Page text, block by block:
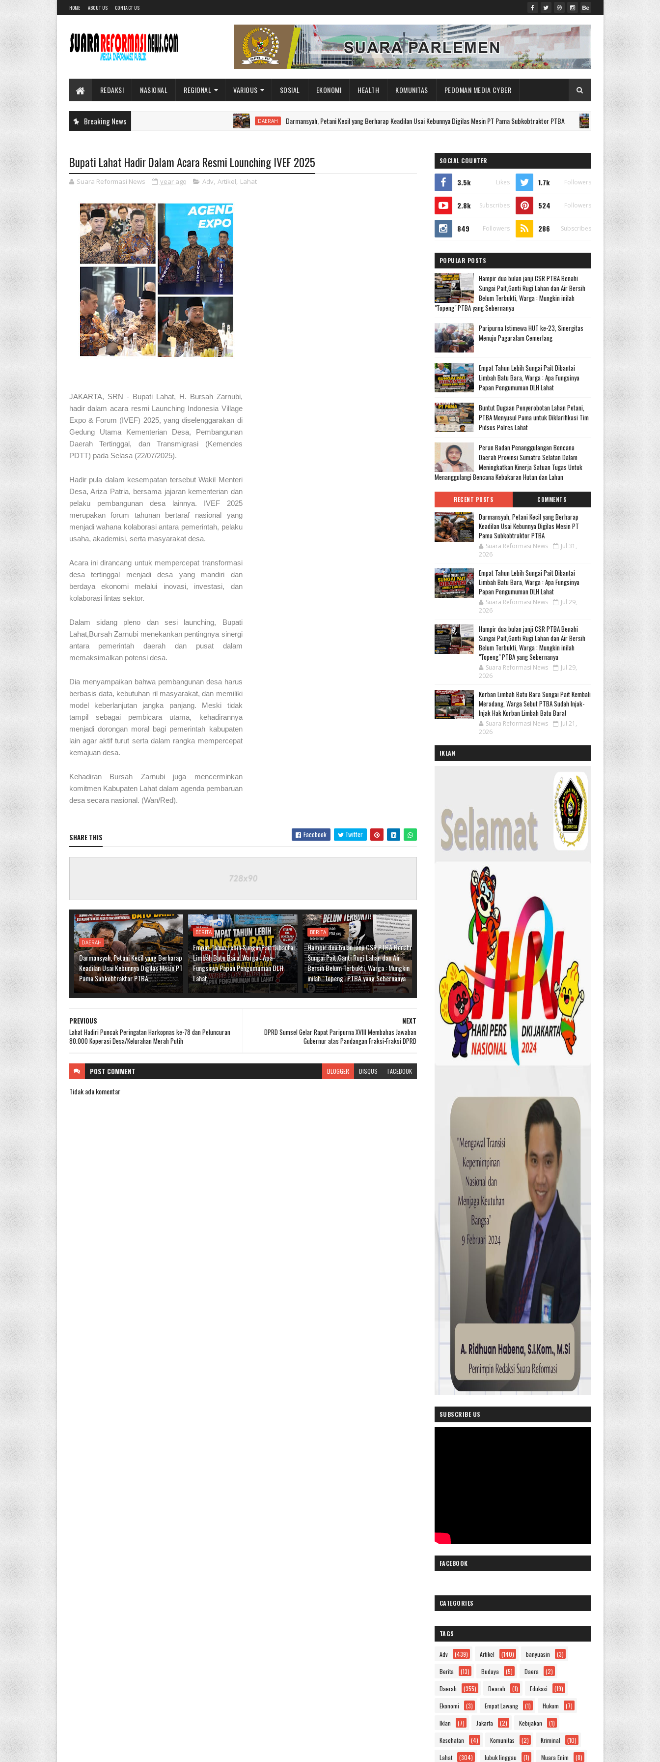
HOME ABOUT US CONTACT US
REDAKSI NASIONAL REGIONAL VARIOUS SOSIAL EKONOMI HEALTH KOMUNITAS PEDOMAN MEDIA CYBER
Breaking News DAERAH Darmansyah, Petani Kecil yang Berharap Keadilan Usai Kebunnya Digilas Mesin PT Pama Subkobtraktor PTBA BERITA Empat Tahun Lebih
Bupati Lahat Hadir Dalam Acara Resmi Lounching IVEF 2025
Suara Reformasi News year ago Adv, Artikel, Lahat
JAKARTA, SRN - Bupati Lahat, H. Bursah Zarnubi,
hadir dalam acara resmi Launching Indonesia Village
Expo & Forum (IVEF) 2025, yang diselenggarakan di
Gedung Utama Kementerian Desa, Pembangunan
Daerah Tertinggal, dan Transmigrasi (Kemendes
PDTT) pada Selasa (22/07/2025).
Hadir pula dalam kesempatan tersebut Wakil Menteri
Desa, Ariza Patria, bersama jajaran kementerian dan
pelaku pembangunan desa lainnya. IVEF 2025
merupakan forum tahunan bertaraf nasional yang
menjadi wahana kolaborasi antara pemerintah, pelaku
usaha, akademisi, serta masyarakat desa.
Acara ini dirancang untuk mempercepat transformasi
desa tertinggal menjadi desa yang mandiri dan
berdaya ekonomi melalui inovasi, investasi, dan
kolaborasi lintas sektor.
Dalam sidang pleno dan sesi launching, Bupati
Lahat,Bursah Zarnubi menekankan pentingnya sinergi
antara pemerintah daerah dan pusat dalam
memaksimalkan potensi desa.
Dia menyampaikan bahwa pembangunan desa harus
berbasis data, kebutuhan ril masyarakat, dan memiliki
model keberlanjutan jangka panjang. Meski tidak
tampil sebagai pembicara utama, kehadirannya
menjadi dorongan moral bagi pemerintah kabupaten
lain agar aktif turut serta dalam rangka mempercepat
kemajuan desa.
Kehadiran Bursah Zarnubi juga mencerminkan
komitmen Kabupaten Lahat dalam agenda pembaruan
desa secara nasional. (Wan/Red).
SHARE THIS Facebook Twitter
DAERAH
Darmansyah, Petani Kecil yang Berharap
Keadilan Usai Kebunnya Digilas Mesin PT
Pama Subkobtraktor PTBA
BERITA
Empat Tahun Lebih Sungai Pait Dibantai
Limbah Batu Bara, Warga : Apa
Fungsinya Papan Pengumuman DLH
Lahat
BERITA
Hampir dua bulan janji CSR PTBA Benahi
Sungai Pait,Ganti Rugi Lahan dan Air
Bersih Belum Terbukti, Warga : Mungkin
inilah "Topeng" PTBA yang Sebernanya
NEXT
DPRD Sumsel Gelar Rapat Paripurna XVIII Membahas Jawaban
Gubernur atas Pandangan Fraksi-Fraksi DPRD
PREVIOUS
Lahat Hadiri Puncak Peringatan Harkopnas ke-78 dan Peluncuran
80.000 Koperasi Desa/Kelurahan Merah Putih
POST COMMENT BLOGGER DISQUS FACEBOOK
Tidak ada komentar
SOCIAL COUNTER
3.5k Likes 1.7k Followers
2.8k Subscribes 524 Followers
849 Followers 286 Subscribes
POPULAR POSTS
Hampir dua bulan janji CSR PTBA Benahi
Sungai Pait,Ganti Rugi Lahan dan Air Bersih
Belum Terbukti, Warga : Mungkin inilah
"Topeng" PTBA yang Sebernanya
Paripurna Istimewa HUT ke-23, Sinergitas
Menuju Pagaralam Cemerlang
Empat Tahun Lebih Sungai Pait Dibantai
Limbah Batu Bara, Warga : Apa Fungsinya
Papan Pengumuman DLH Lahat
Buntut Dugaan Penyerobotan Lahan Petani,
PTBA Menyusul Pama untuk Diklarifikasi Tim
Pidsus Polres Lahat
Peran Badan Penanggulangan Bencana
Daerah Provinsi Sumatra Selatan Dalam
Meningkatkan Kinerja Satuan Tugas Untuk
Menanggulangi Bencana Kebakaran Hutan dan Lahan
RECENT POSTS COMMENTS
Darmansyah, Petani Kecil yang Berharap
Keadilan Usai Kebunnya Digilas Mesin PT
Pama Subkobtraktor PTBA
Suara Reformasi News
Jul 31,
2026
Empat Tahun Lebih Sungai Pait Dibantai
Limbah Batu Bara, Warga : Apa Fungsinya
Papan Pengumuman DLH Lahat
Suara Reformasi News
Jul 29,
2026
Hampir dua bulan janji CSR PTBA Benahi
Sungai Pait,Ganti Rugi Lahan dan Air Bersih
Belum Terbukti, Warga : Mungkin inilah
"Topeng" PTBA yang Sebernanya
Suara Reformasi News
Jul 29,
2026
Korban Limbah Batu Bara Sungai Pait Kembali
Meradang, Warga Sebut PTBA Sudah Injak-
Injak Hak Korban Limbah Batu Bara!
Suara Reformasi News
Jul 21,
2026
IKLAN
SUBSCRIBE US
FACEBOOK
CATEGORIES
TAGS
Adv (439) Artikel (140) banyuasin (3)
Berita (13) Budaya (5) Daera (2)
Daerah (355) Dearah (1) Edukasi (19)
Ekonomi (3) Empat Lawang (1) Hukum (7)
Iklan (7) Jakarta (2) Kebijakan (1)
Kesehatan (4) Komunitas (2) Kriminal (10)
Lahat (304) lubuk linggau (1) Muara Enim (8)